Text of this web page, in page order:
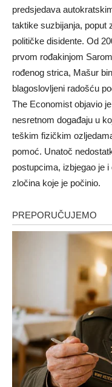
predsjedava
taktike suzbijanja, poput
političke disidente. Od
prvom rođakinjom
rođenog strica, Mašur
blagoslovljeni radošću
The Economist objavio
nesretnom događaju u
teškim fizičkim
pomoć. Unatoč
postupcima, izbjegao je
zločina koje je počinio.